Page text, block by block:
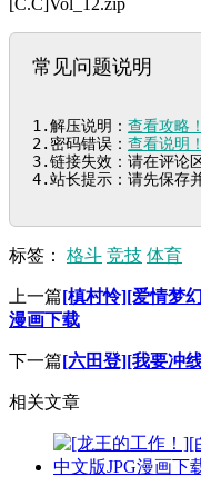
常见问题说明
1.解压说明： 查看攻略！
2.密码错误： 查看说明！
3.链接失效：请在评论
4.站长提示：请先保存
标签： 格斗 竞技 体育
上一篇[槙村怜][爱情梦
漫画下载
下一篇[六田登][我要冲
相关文章